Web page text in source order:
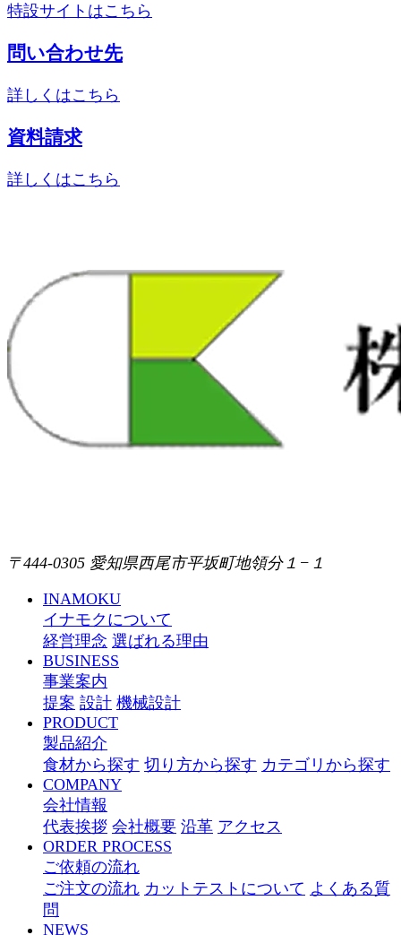
特設サイトはこちら
問い合わせ先
詳しくはこちら
資料請求
詳しくはこちら
〒444-0305 愛知県西尾市平坂町地領分１−１
INAMOKU
イナモクについて
経営理念 選ばれる理由
BUSINESS
事業案内
提案 設計 機械設計
PRODUCT
製品紹介
食材から探す 切り方から探す カテゴリから探す
COMPANY
会社情報
代表挨拶 会社概要 沿革 アクセス
ORDER PROCESS
ご依頼の流れ
ご注文の流れ カットテストについて よくある質
問
NEWS